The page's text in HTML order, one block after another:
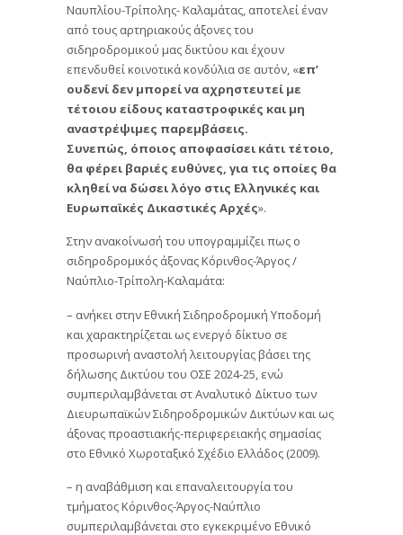
Ναυπλίου-Τρίπολης- Καλαμάτας, αποτελεί έναν
από τους αρτηριακούς άξονες του
σιδηροδρομικού μας δικτύου και έχουν
επενδυθεί κοινοτικά κονδύλια σε αυτόν, «επ’
ουδενί δεν μπορεί να αχρηστευτεί με
τέτοιου είδους καταστροφικές και μη
αναστρέψιμες παρεμβάσεις.
Συνεπώς, όποιος αποφασίσει κάτι τέτοιο,
θα φέρει βαριές ευθύνες, για τις οποίες θα
κληθεί να δώσει λόγο στις Ελληνικές και
Ευρωπαϊκές Δικαστικές Αρχές».
Στην ανακοίνωσή του υπογραμμίζει πως ο
σιδηροδρομικός άξονας Κόρινθος-Άργος /
Ναύπλιο-Τρίπολη-Καλαμάτα:
– ανήκει στην Εθνική Σιδηροδρομική Υποδομή
και χαρακτηρίζεται ως ενεργό δίκτυο σε
προσωρινή αναστολή λειτουργίας βάσει της
δήλωσης Δικτύου του ΟΣΕ 2024-25, ενώ
συμπεριλαμβάνεται στ Αναλυτικό Δίκτυο των
Διευρωπαϊκών Σιδηροδρομικών Δικτύων και ως
άξονας προαστιακής-περιφερειακής σημασίας
στο Εθνικό Χωροταξικό Σχέδιο Ελλάδος (2009).
– η αναβάθμιση και επαναλειτουργία του
τμήματος Κόρινθος-Άργος-Ναύπλιο
συμπεριλαμβάνεται στο εγκεκριμένο Εθνικό